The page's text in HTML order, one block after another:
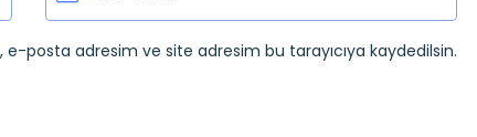
e-posta adresim ve site adresim bu tarayıcıya kaydedilsin.